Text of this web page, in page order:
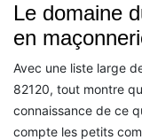
Le domaine
en
Avec une liste large
82120, tout montre
connaissance de ce
compte les petits